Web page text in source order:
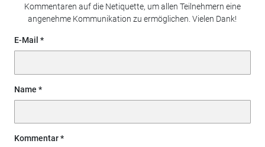
Kommentaren auf die Netiquette, um allen Teilnehmern eine
angenehme Kommunikation zu ermöglichen. Vielen Dank!
E-Mail
Name
Kommentar